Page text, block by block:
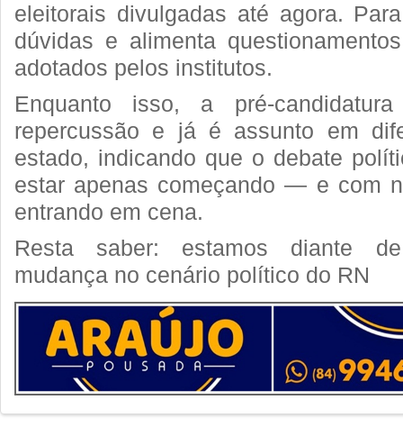
eleitorais divulgadas até agora.
dúvidas e alimenta
adotados pelos institutos.
Enquanto isso, a pré-
repercussão e já é assunto em
estado, indicando que o debate
estar apenas começando — e com
entrando em cena.
Resta saber: estamos diante
mudança no cenário político do RN